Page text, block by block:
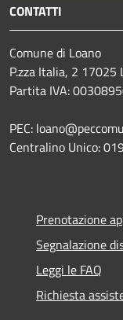
CONTATTI
Comune di Loano
P.zza Italia, 2 17025
Partita IVA:
PEC:
Centralino Unico:
Prenotazione
Segnalazione
Leggi le FAQ
Richiesta